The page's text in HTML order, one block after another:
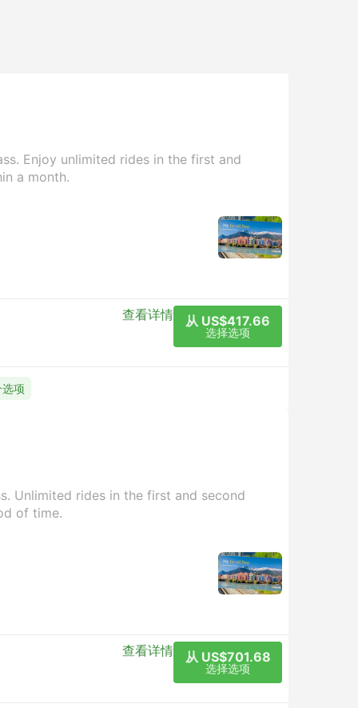
Enjoy unlimited rides in the first and
a month.
查看详情 从 US$417.66
选择选项
项
Unlimited rides in the first and second
of time.
查看详情 从 US$701.68
选择选项